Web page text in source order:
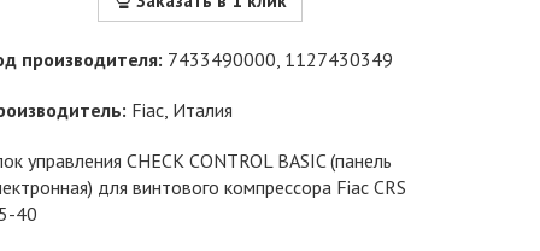
производителя: 7433490000, 1127430349
Fiac, Италия
управления CHECK CONTROL BASIC (панель
для винтового компрессора Fiac CRS
40